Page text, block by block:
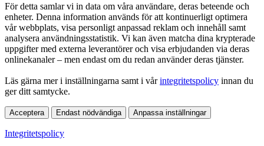
För detta samlar vi in data om våra användare, deras beteende och
enheter. Denna information används för att kontinuerligt optimera
vår webbplats, visa personligt anpassad reklam och innehåll samt
analysera användningsstatistik. Vi kan även matcha dina krypterade
uppgifter med externa leverantörer och visa erbjudanden via deras
onlinekanaler – men endast om du redan använder deras tjänster.
Läs gärna mer i inställningarna samt i vårintegritetspolicy innan du
ger ditt samtycke.
Acceptera Endast nödvändiga Anpassa inställningar
Integritetspolicy